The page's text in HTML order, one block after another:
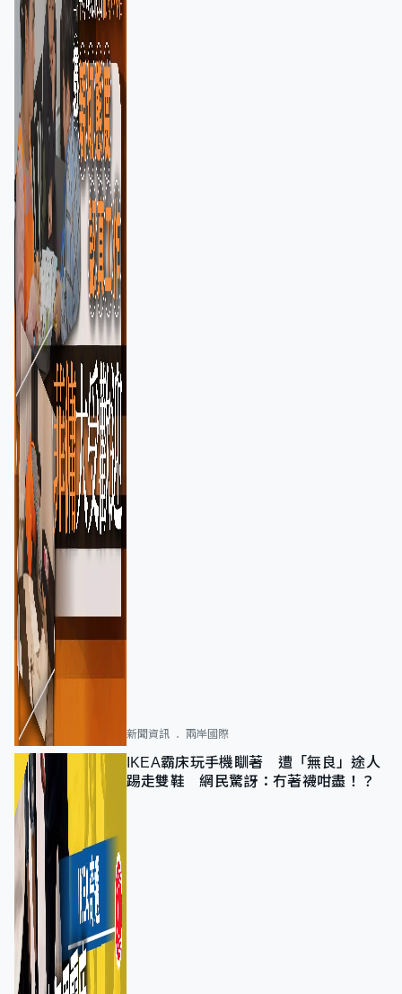
新聞資訊 兩岸國際
IKEA霸床玩手機瞓著 遭「無良」途人
踢走雙鞋 網民驚訝：冇著襪咁盡！？